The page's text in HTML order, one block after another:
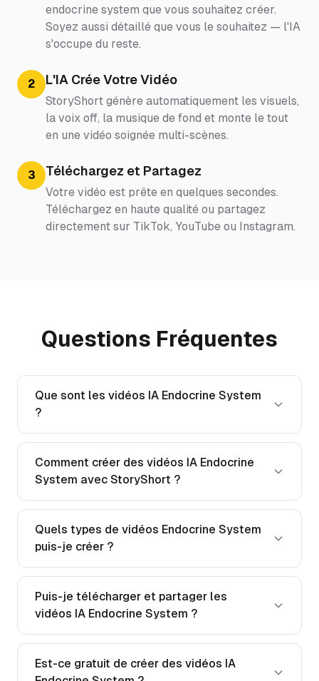
endocrine system que vous souhaitez créer.
Soyez aussi détaillé que vous le souhaitez — l'IA
s'occupe du reste.
2 L'IA Crée Votre Vidéo
StoryShort génère automatiquement les visuels,
la voix off, la musique de fond et monte le tout
en une vidéo soignée multi-scènes.
3 Téléchargez et Partagez
Votre vidéo est prête en quelques secondes.
Téléchargez en haute qualité ou partagez
directement sur TikTok, YouTube ou Instagram.
Questions Fréquentes
Que sont les vidéos IA Endocrine System
?
Comment créer des vidéos IA Endocrine
System avec StoryShort ?
Quels types de vidéos Endocrine System
puis-je créer ?
Puis-je télécharger et partager les
vidéos IA Endocrine System ?
Est-ce gratuit de créer des vidéos IA